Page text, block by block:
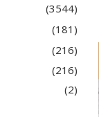
(3544)
(181)
(216)
(216)
(2)